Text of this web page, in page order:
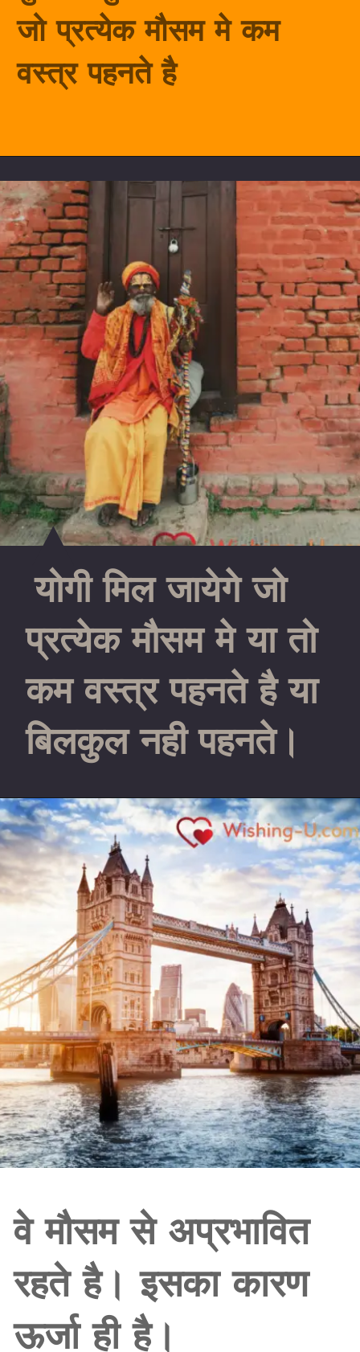
जो प्रत्येक मौसम मे कम
वस्त्र पहनते है
योगी मिल जायेगे जो
प्रत्येक मौसम मे या तो
कम वस्त्र पहनते है या
बिलकुल नही पहनते।
वे मौसम से अप्रभावित
रहते है। इसका कारण
ऊर्जा ही है।